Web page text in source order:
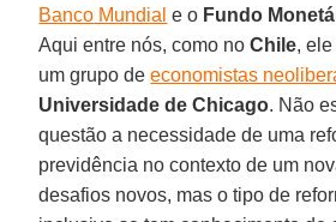
Banco Mundial e o Fundo
Aqui entre nós, como noChile,
um grupo deeconomistas
Universidade de Chicago. Não
questão a necessidade de uma
previdência no contexto de um
desafios novos, mas o tipo de